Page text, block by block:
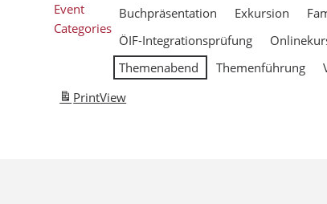
Event
Categories
Buchpräsentation Exkursion
ÖIF-Integrationsprüfung
Themenabend
Themenführung
PrintView